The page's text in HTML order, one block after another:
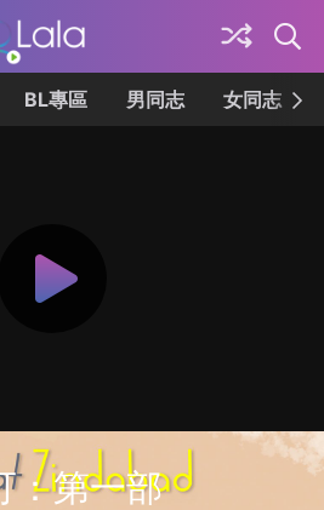
BL專區 男同志 女同志
：第一部